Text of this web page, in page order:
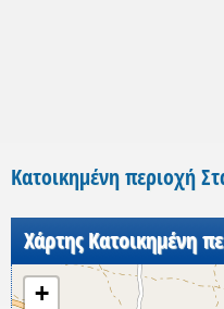
Κατοικημένη περιοχή
Χάρτης Κατοικημένη
+